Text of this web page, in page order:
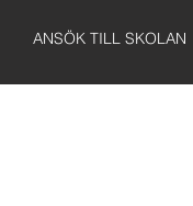
ANSÖK TILL SKOLAN